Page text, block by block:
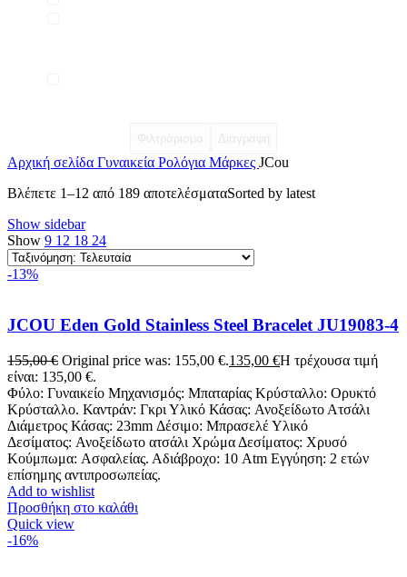
Αρχική σελίδα Γυναικεία Ρολόγια Μάρκες JCou
Βλέπετε 1–12 από 189 αποτελέσματαSorted by latest
Show sidebar
Show 9 12 18 24
-13%
JCOU Eden Gold Stainless Steel Bracelet JU19083-4
155,00€ Original price was: 155,00 €.135,00 €Η τρέχουσα τιμή
είναι: 135,00 €.
Φύλο: Γυναικείο Μηχανισμός: Μπαταρίας Κρύσταλλο: Ορυκτό
Κρύσταλλο. Καντράν: Γκρι Υλικό Κάσας: Ανοξείδωτο Ατσάλι
Διάμετρος Κάσας: 23mm Δέσιμο: Μπρασελέ Υλικό
Δεσίματος: Ανοξείδωτο ατσάλι Χρώμα Δεσίματος: Χρυσό
Κούμπωμα: Ασφαλείας. Αδιάβροχο: 10 Atm Εγγύηση: 2 ετών
επίσημης αντιπροσωπείας.
Add to wishlist
Προσθήκη στο καλάθι
Quick view
-16%